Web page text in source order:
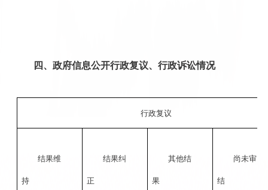
四、政府信息公开行政复议、行政诉讼情况
行政复议
结果维
持
结果纠
正
其他结
果
尚未审
结